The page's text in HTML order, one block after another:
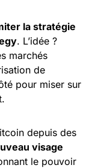
la stratégie
. L’idée ?
marchés
de
pour miser sur
depuis des
visage
le pouvoir